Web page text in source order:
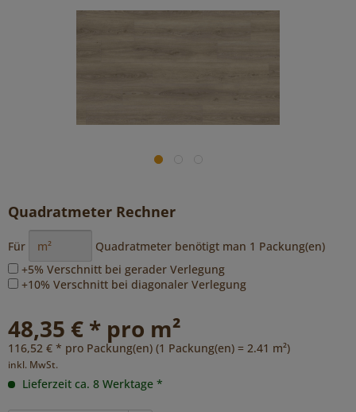
Quadratmeter Rechner
Für Quadratmeter benötigt man 1 Packung(en)
+5% Verschnitt bei gerader Verlegung
+10% Verschnitt bei diagonaler Verlegung
48,35 € * pro m²
116,52 € * pro Packung(en) (1 Packung(en) = 2.41 m²)
inkl. MwSt.
Lieferzeit ca. 8 Werktage *